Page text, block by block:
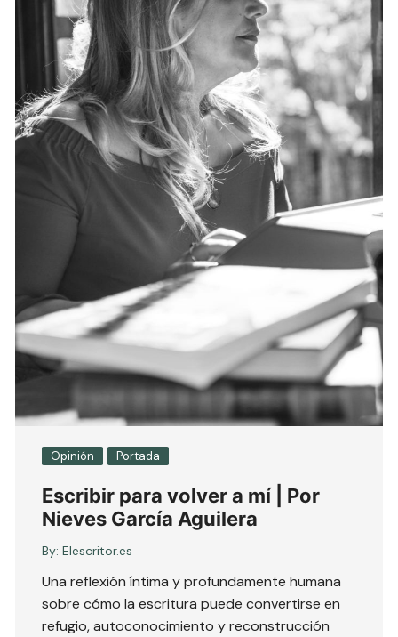
Opinión Portada
Escribir para volver a mí | Por
Nieves García Aguilera
By: Elescritor.es
Una reflexión íntima y profundamente humana
sobre cómo la escritura puede convertirse en
refugio, autoconocimiento y reconstrucción